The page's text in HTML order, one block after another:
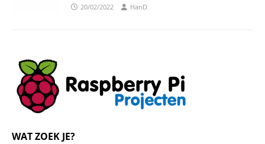
20/02/2022 HanD
WAT ZOEK JE?